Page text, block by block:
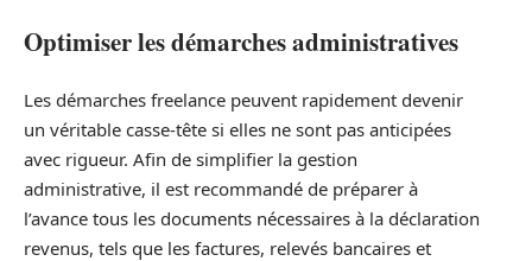
Optimiser les démarches administratives
Les démarches freelance peuvent rapidement devenir
un véritable casse-tête si elles ne sont pas anticipées
avec rigueur. Afin de simplifier la gestion
administrative, il est recommandé de préparer à
l’avance tous les documents nécessaires à la déclaration
revenus, tels que les factures, relevés bancaires et